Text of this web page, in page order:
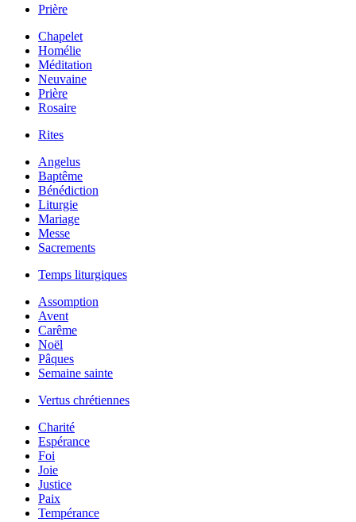
Prière
Chapelet
Homélie
Méditation
Neuvaine
Prière
Rosaire
Rites
Angelus
Baptême
Bénédiction
Liturgie
Mariage
Messe
Sacrements
Temps liturgiques
Assomption
Avent
Carême
Noël
Pâques
Semaine sainte
Vertus chrétiennes
Charité
Espérance
Foi
Joie
Justice
Paix
Tempérance